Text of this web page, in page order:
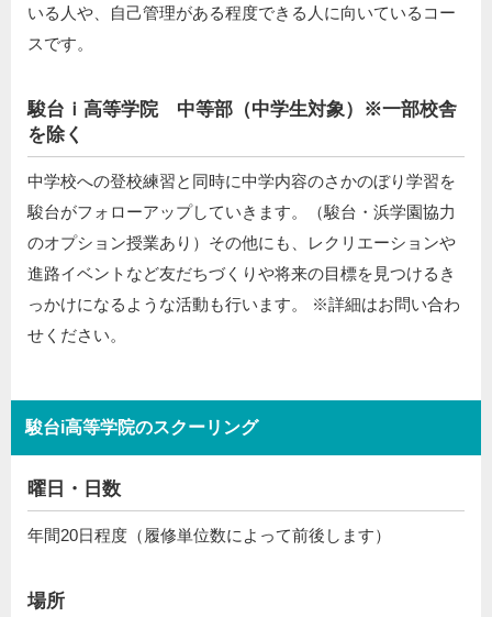
いる人や、自己管理がある程度できる人に向いているコー
スです。
駿台ｉ高等学院 中等部（中学生対象）※一部校舎
を除く
中学校への登校練習と同時に中学内容のさかのぼり学習を
駿台がフォローアップしていきます。（駿台・浜学園協力
のオプション授業あり）その他にも、レクリエーションや
進路イベントなど友だちづくりや将来の目標を見つけるき
っかけになるような活動も行います。 ※詳細はお問い合わ
せください。
駿台i高等学院のスクーリング
曜日・日数
年間20日程度（履修単位数によって前後します）
場所